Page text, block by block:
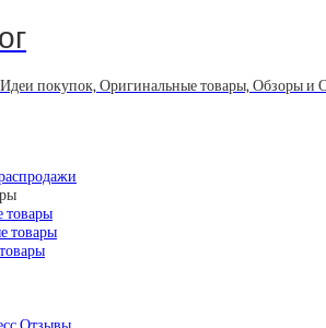
покупок, Оригинальные товары, Обзоры и
товары
товары